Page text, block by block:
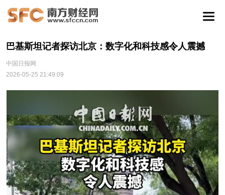
巴基斯坦记者探访北京：数字化和科技感令人震撼
中国日报网
2026-05-25 21:49:09